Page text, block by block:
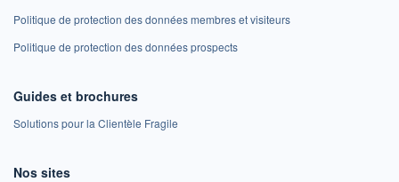
Politique de protection des données membres et visiteurs
Politique de protection des données prospects
Guides et brochures
Solutions pour la Clientèle Fragile
Nos sites